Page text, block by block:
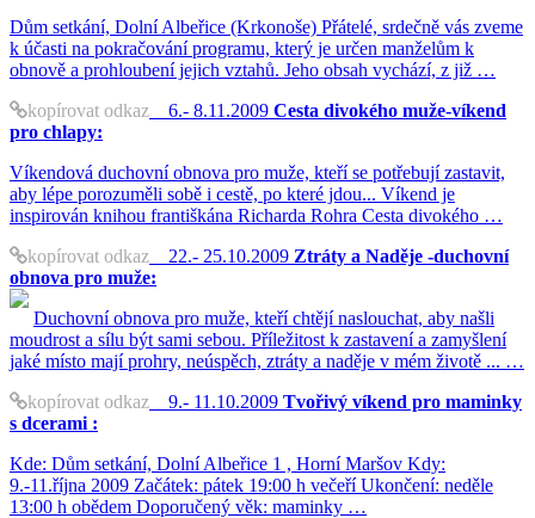
Dům setkání, Dolní Albeřice (Krkonoše) Přátelé, srdečně vás zveme
k účasti na pokračování programu, který je určen manželům k
obnově a prohloubení jejich vztahů. Jeho obsah vychází, z již …
kopírovat odkaz 6.- 8.11.2009 Cesta divokého muže-víkend
pro chlapy:
Víkendová duchovní obnova pro muže, kteří se potřebují zastavit,
aby lépe porozuměli sobě i cestě, po které jdou... Víkend je
inspirován knihou františkána Richarda Rohra Cesta divokého …
kopírovat odkaz 22.- 25.10.2009 Ztráty a Naděje -duchovní
obnova pro muže:
Duchovní obnova pro muže, kteří chtějí naslouchat, aby našli
moudrost a sílu být sami sebou. Příležitost k zastavení a zamyšlení
jaké místo mají prohry, neúspěch, ztráty a naděje v mém životě ... …
kopírovat odkaz 9.- 11.10.2009 Tvořivý víkend pro maminky
s dcerami :
Kde: Dům setkání, Dolní Albeřice 1 , Horní Maršov Kdy:
9.-11.října 2009 Začátek: pátek 19:00 h večeří Ukončení: neděle
13:00 h obědem Doporučený věk: maminky …